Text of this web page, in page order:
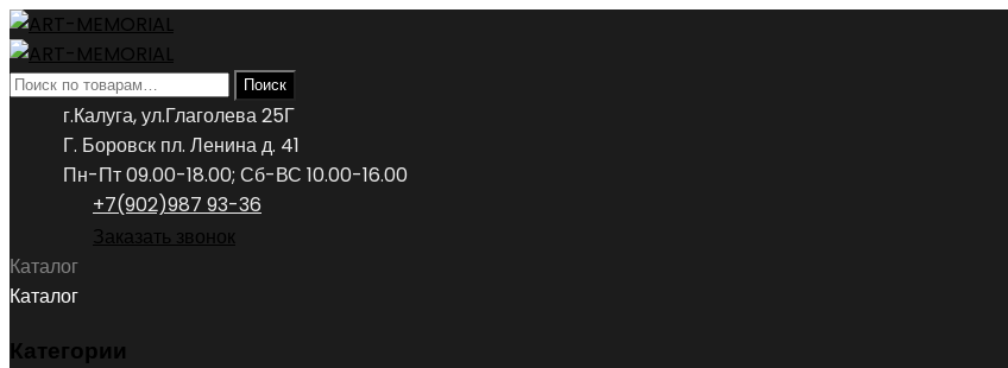
Искать: Поиск
г.Калуга, ул.Глаголева 25Г
Г. Боровск пл. Ленина д. 41
Пн-Пт 09.00-18.00; Сб-ВС 10.00-16.00
+7(902)987 93-36
Заказать звонок
Каталог
Каталог
Категории